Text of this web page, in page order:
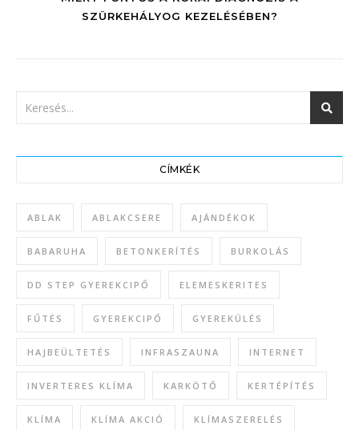
SZÜRKEHÁLYOG KEZELÉSÉBEN?
CÍMKÉK
ABLAK ABLAKCSERE AJÁNDÉKOK
BABARUHA BETONKERÍTÉS BURKOLÁS
DD STEP GYEREKCIPŐ ELEMESKERITES
FŰTÉS GYEREKCIPŐ GYEREKÜLÉS
HAJBEÜLTETÉS INFRASZAUNA INTERNET
INVERTERES KLÍMA KARKÖTŐ KERTÉPÍTÉS
KLÍMA KLÍMA AKCIÓ KLÍMASZERELÉS